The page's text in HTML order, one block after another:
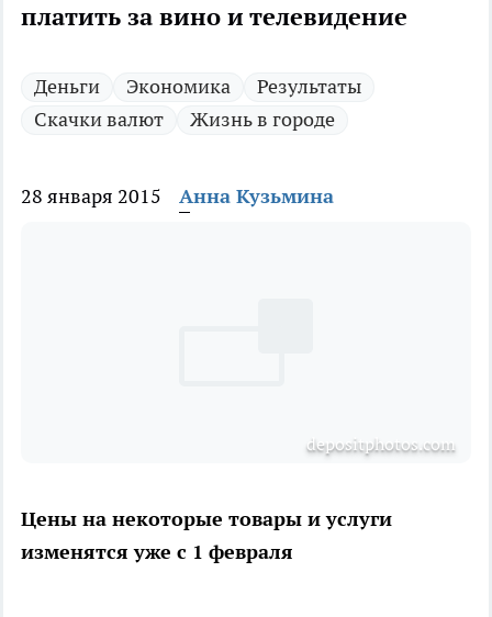
платить за вино и телевидение
Деньги Экономика
Результаты
Скачки валют
Жизнь в городе
28 января 2015 Анна Кузьмина
depositphotos.com
Цены на некоторые товары и услуги
изменятся уже с 1 февраля